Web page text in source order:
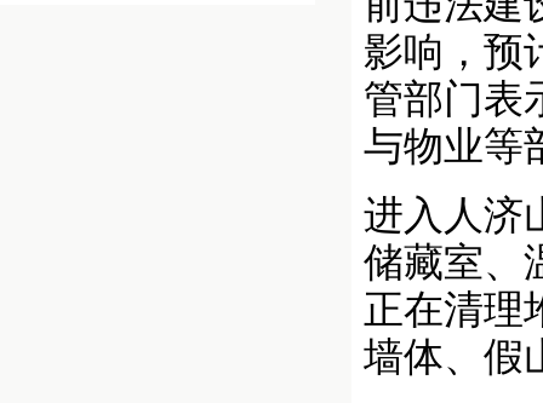
影响，预
管部门表
与物业等
进入人济
储藏室、
正在清理
墙体、假